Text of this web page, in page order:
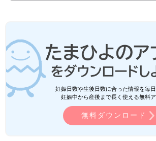
妊娠日数や生後日数に合った情報を毎
妊娠中から産後まで長く使える無料ア
無料ダウンロード